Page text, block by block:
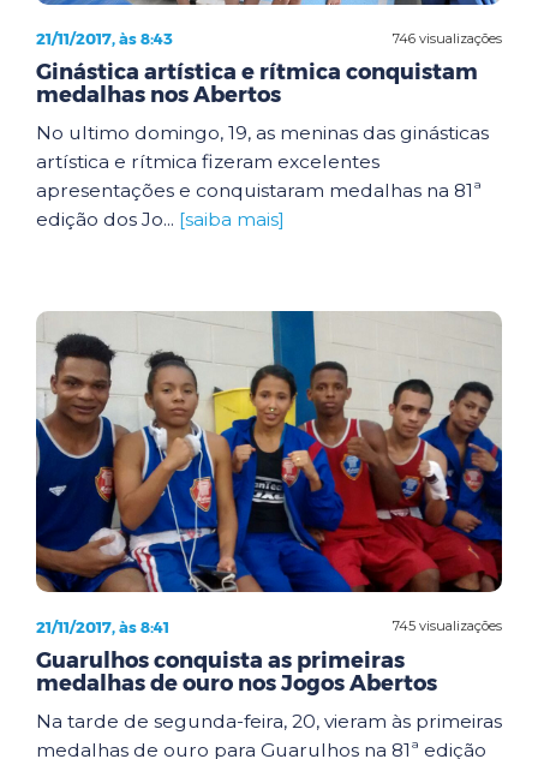
746 visualizações
21/11/2017, às 8:43
Ginástica artística e rítmica conquistam
medalhas nos Abertos
No ultimo domingo, 19, as meninas das ginásticas
artística e rítmica fizeram excelentes
apresentações e conquistaram medalhas na 81ª
edição dos Jo... [saiba mais]
745 visualizações
21/11/2017, às 8:41
Guarulhos conquista as primeiras
medalhas de ouro nos Jogos Abertos
Na tarde de segunda-feira, 20, vieram às primeiras
medalhas de ouro para Guarulhos na 81ª edição